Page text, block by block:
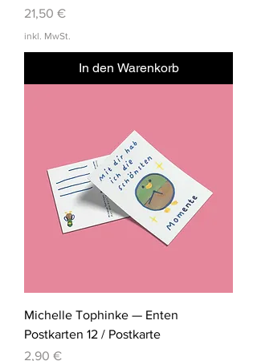
Preis
21,50 €
inkl. MwSt.
In den Warenkorb
Michelle Tophinke — Enten
Postkarten 12 / Postkarte
Preis
2,90 €